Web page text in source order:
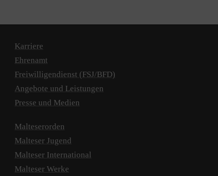
Karriere
Ehrenamt
Freiwilligendienst (FSJ/BFD)
Angebote und Leistungen
Presse und Medien
Malteserorden
Malteser Jugend
Malteser International
Malteser Werke